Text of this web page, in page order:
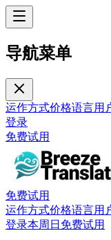
导航菜单
运作方式价格语言用
登录
免费试用
免费试用
运作方式价格语言用
登录本周日免费试用